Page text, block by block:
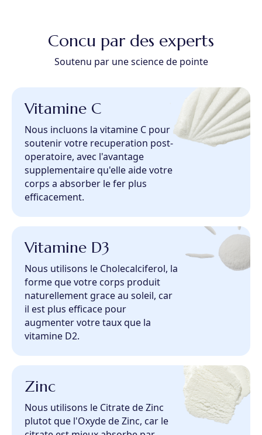
Concu par des experts
Soutenu par une science de pointe
Vitamine C
Nous incluons la vitamine C pour
soutenir votre recuperation post-
operatoire, avec l'avantage
supplementaire qu'elle aide votre
corps a absorber le fer plus
efficacement.
Vitamine D3
Nous utilisons le Cholecalciferol, la
forme que votre corps produit
naturellement grace au soleil, car
il est plus efficace pour
augmenter votre taux que la
vitamine D2.
Zinc
Nous utilisons le Citrate de Zinc
plutot que l'Oxyde de Zinc, car le